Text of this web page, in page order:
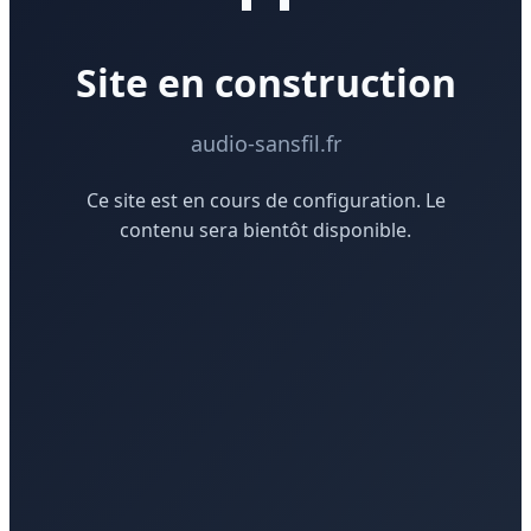
Site en construction
audio-sansfil.fr
Ce site est en cours de configuration. Le
contenu sera bientôt disponible.